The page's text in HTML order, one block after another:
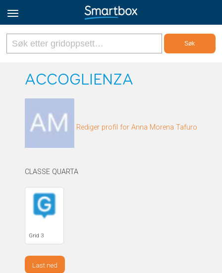
Online Grids
Registrer deg
ACCOGLIENZA
Rediger profil for Anna Morena Tafuro
CLASSE QUARTA
Grid 3
Last ned